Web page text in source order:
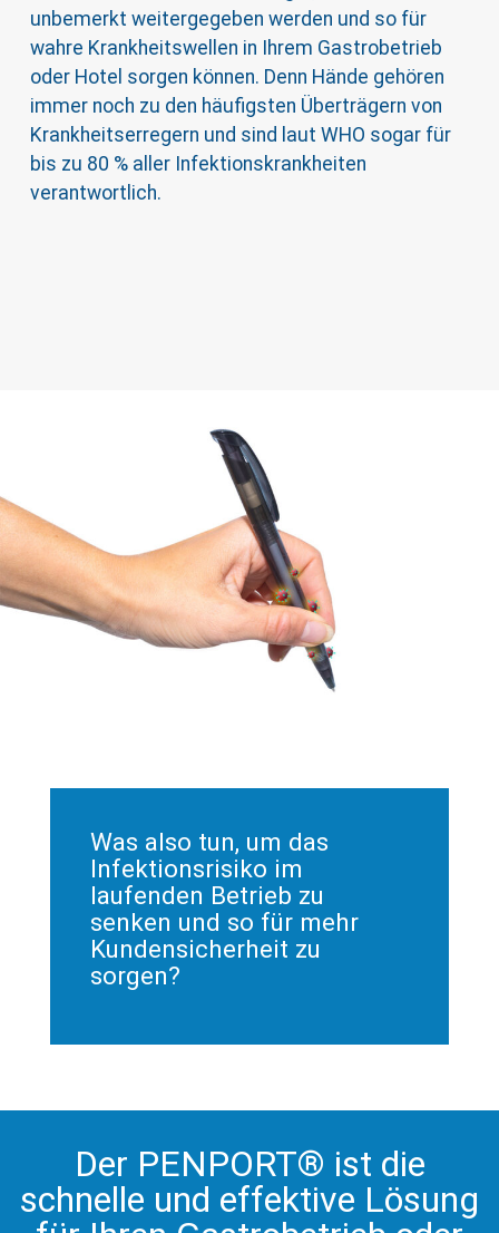
unbemerkt weitergegeben werden und so für
wahre Krankheitswellen in Ihrem Gastrobetrieb
oder Hotel sorgen können. Denn Hände gehören
immer noch zu den häufigsten Überträgern von
Krankheitserregern und sind laut WHO sogar für
bis zu 80 % aller Infektionskrankheiten
verantwortlich.
Was also tun, um das
Infektionsrisiko im
laufenden Betrieb zu
senken und so für mehr
Kundensicherheit zu
sorgen?
Der PENPORT® ist die
schnelle und effektive Lösung